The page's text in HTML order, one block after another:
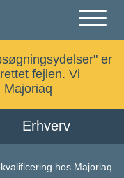
luk
Selvbetjening
er
fejlen. Vi
Majoriaq
Erhverv
hos Majoriaq